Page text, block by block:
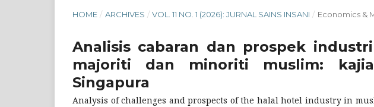
HOME / ARCHIVES / VOL. 11 NO. 1 (2026): JURNAL SAINS INSANI / Economics &
Analisis cabaran dan prospek
majoriti dan minoriti muslim:
Singapura
Analysis of challenges and prospects of the halal hotel industry in